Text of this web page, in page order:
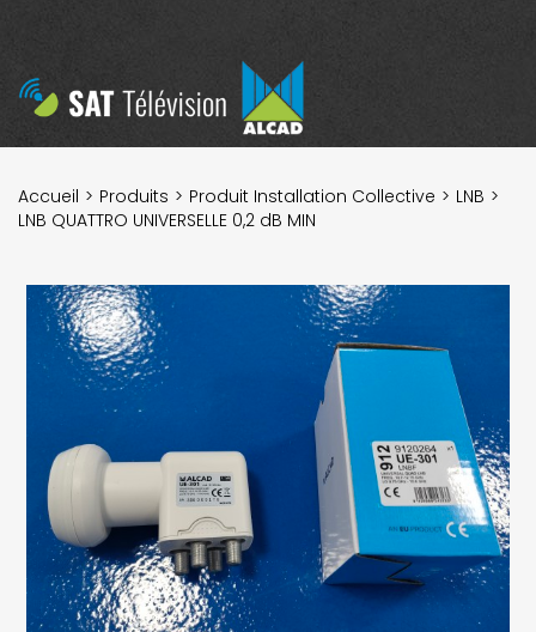
Accueil Produits Produit Installation Collective
LNB
LNB QUATTRO UNIVERSELLE 0,2 dB MIN